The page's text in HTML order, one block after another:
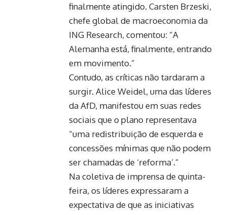
finalmente atingido. Carsten Brzeski,
chefe global de macroeconomia da
ING Research, comentou: “A
Alemanha está, finalmente, entrando
em movimento.”
Contudo, as críticas não tardaram a
surgir. Alice Weidel, uma das líderes
da AfD, manifestou em suas redes
sociais que o plano representava
“uma redistribuição de esquerda e
concessões mínimas que não podem
ser chamadas de ‘reforma’.”
Na coletiva de imprensa de quinta-
feira, os líderes expressaram a
expectativa de que as iniciativas